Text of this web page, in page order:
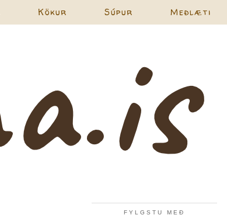
Kökur Súpur Meðlæti
FYLGSTU MEÐ